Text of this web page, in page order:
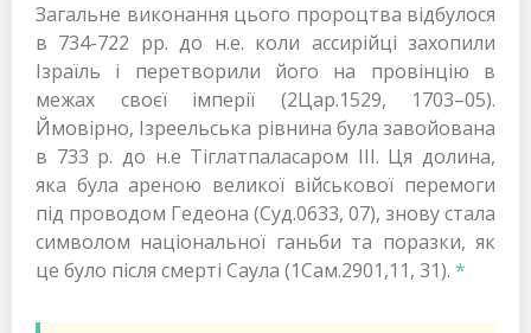
Загальне виконання цього пророцтва відбулося
в 734-722 рр. до н.е. коли ассирійці захопили
Ізраїль і перетворили його на провінцію в
межах своєї імперії (2Цар.1529, 1703–05).
Ймовірно, Ізреельська рівнина була завойована
в 733 р. до н.е Тіглатпаласаром III. Ця долина,
яка була ареною великої військової перемоги
під проводом Гедеона (Суд.0633, 07), знову стала
символом національної ганьби та поразки, як
це було після смерті Саула (1Сам.2901,11, 31). *